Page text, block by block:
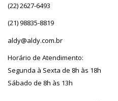
(22) 2627-6493
(21) 98835-8819
aldy@aldy.com.br
Horário de Atendimento:
Segunda à Sexta de 8h às 18h
Sábado de 8h às 13h